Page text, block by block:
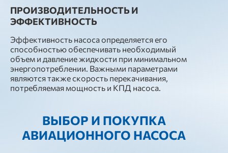
ПРОИЗВОДИТЕЛЬНОСТЬ И
ЭФФЕКТИВНОСТЬ
Эффективность насоса определяется его
способностью обеспечивать необходимый
объем и давление жидкости при минимальном
энергопотреблении. Важными параметрами
являются также скорость перекачивания,
потребляемая мощность и КПД насоса.
ВЫБОР И ПОКУПКА
АВИАЦИОННОГО НАСОСА